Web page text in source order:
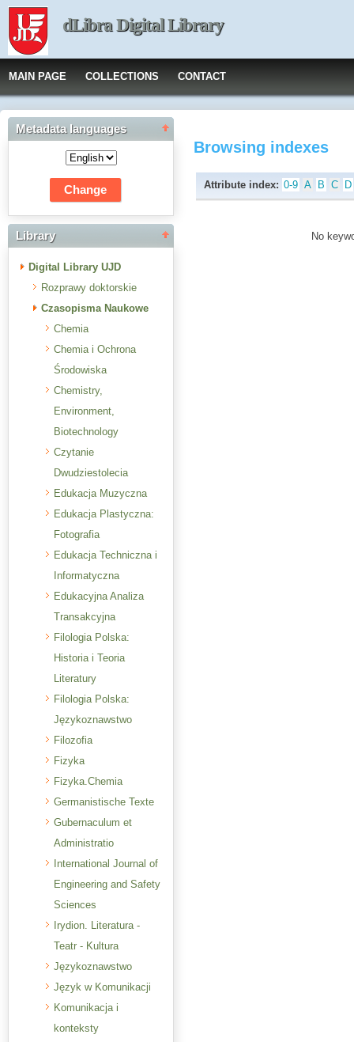
dLibra Digital Library
MAIN PAGE COLLECTIONS CONTACT
Metadata languages
Library
Digital Library UJD
Rozprawy doktorskie
Czasopisma Naukowe
Chemia
Chemia i Ochrona
Środowiska
Chemistry,
Environment,
Biotechnology
Czytanie
Dwudziestolecia
Edukacja Muzyczna
Edukacja Plastyczna:
Fotografia
Edukacja Techniczna i
Informatyczna
Edukacyjna Analiza
Transakcyjna
Filologia Polska:
Historia i Teoria
Literatury
Filologia Polska:
Językoznawstwo
Filozofia
Fizyka
Fizyka.Chemia
Germanistische Texte
Gubernaculum et
Administratio
International Journal of
Engineering and Safety
Sciences
Irydion. Literatura -
Teatr - Kultura
Językoznawstwo
Język w Komunikacji
Komunikacja i
konteksty
Browsing indexes
Attribute index: 0-9 A B C D
No